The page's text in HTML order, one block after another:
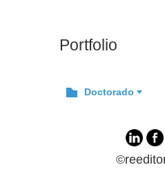
Portfolio
Doctorado